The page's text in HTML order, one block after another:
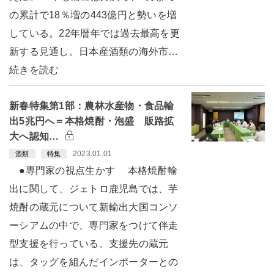
の累計で18％増の443億円と勢いを増
している。22年暦年では過去最高を更
新する見通し。日本産酒類の海外市…
続きを読む
新春特集第1部：農林水産物・食品輸
出5兆円へ＝本格焼酎・泡盛 販路拡
大へ認知…
酒類 特集 2023.01.01
●専門家の視点生かす 本格焼酎輸
出に関して、ジェトロ鹿児島では、芋
焼酎の蔵元について新輸出大国コンソ
ーシアムの中で、専門家をつけて伴走
型支援を行っている。支援先の蔵元
は、タッグを組んだインポーターとの